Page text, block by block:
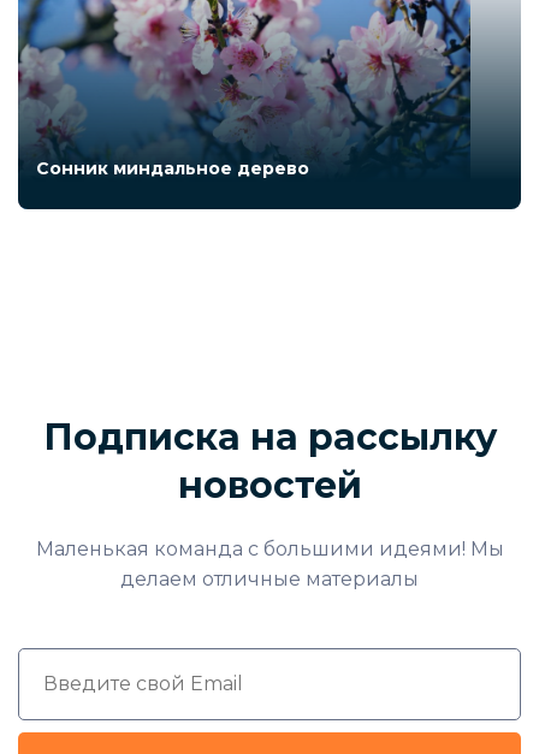
Сонник миндальное дерево
Подписка на рассылку
новостей
Маленькая команда с большими идеями! Мы
делаем отличные материалы